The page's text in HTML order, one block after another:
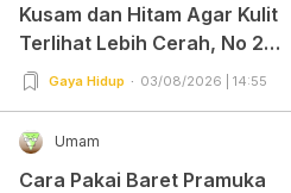
Kusam dan Hitam Agar Kulit
Terlihat Lebih Cerah, No 2
Gampang Banget dan Mudah
Gaya Hidup 03/08/2026 | 14:55
Umam
Cara Pakai Baret Pramuka